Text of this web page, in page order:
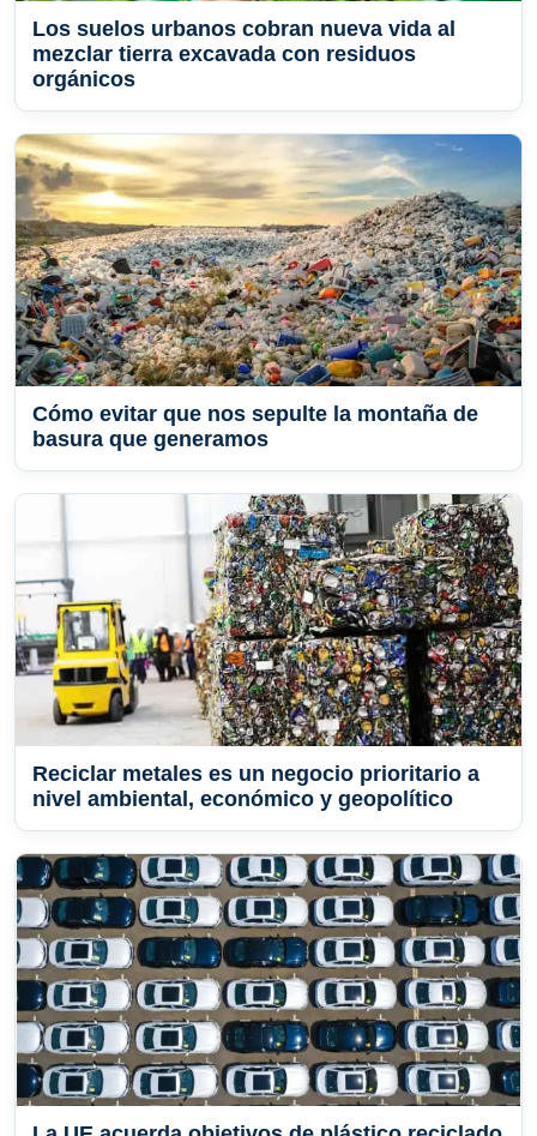
Los suelos urbanos cobran nueva vida al
mezclar tierra excavada con residuos
orgánicos
Cómo evitar que nos sepulte la montaña de
basura que generamos
Reciclar metales es un negocio prioritario a
nivel ambiental, económico y geopolítico